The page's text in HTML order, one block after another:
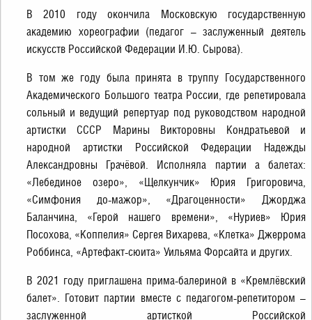
В 2010 году окончила Московскую государственную
академию хореографии (педагог – заслуженный деятель
искусств Российской Федерации И.Ю. Сырова).
В том же году была принята в труппу Государственного
Академического Большого театра России, где репетировала
сольный и ведущий репертуар под руководством народной
артистки СССР Марины Викторовны Кондратьевой и
народной артистки Российской Федерации Надежды
Александровны Грачёвой. Исполняла партии а балетах:
«Лебединое озеро», «Щелкунчик» Юрия Григоровича,
«Симфония до-мажор», «Драгоценности» Джорджа
Баланчина, «Герой нашего времени», «Нуриев» Юрия
Посохова, «Коппелия» Сергея Вихарева, «Клетка» Джеррома
Роббинса, «Артефакт-сюита» Уильяма Форсайта и других.
В 2021 году приглашена прима-балериной в «Кремлёвский
балет». Готовит партии вместе с педагогом-репетитором –
заслуженной артисткой Российской